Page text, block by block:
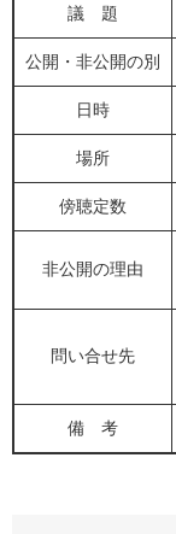
議 題
公開・非公開の別
日時
場所
傍聴定数
非公開の理由
問い合せ先
備 考